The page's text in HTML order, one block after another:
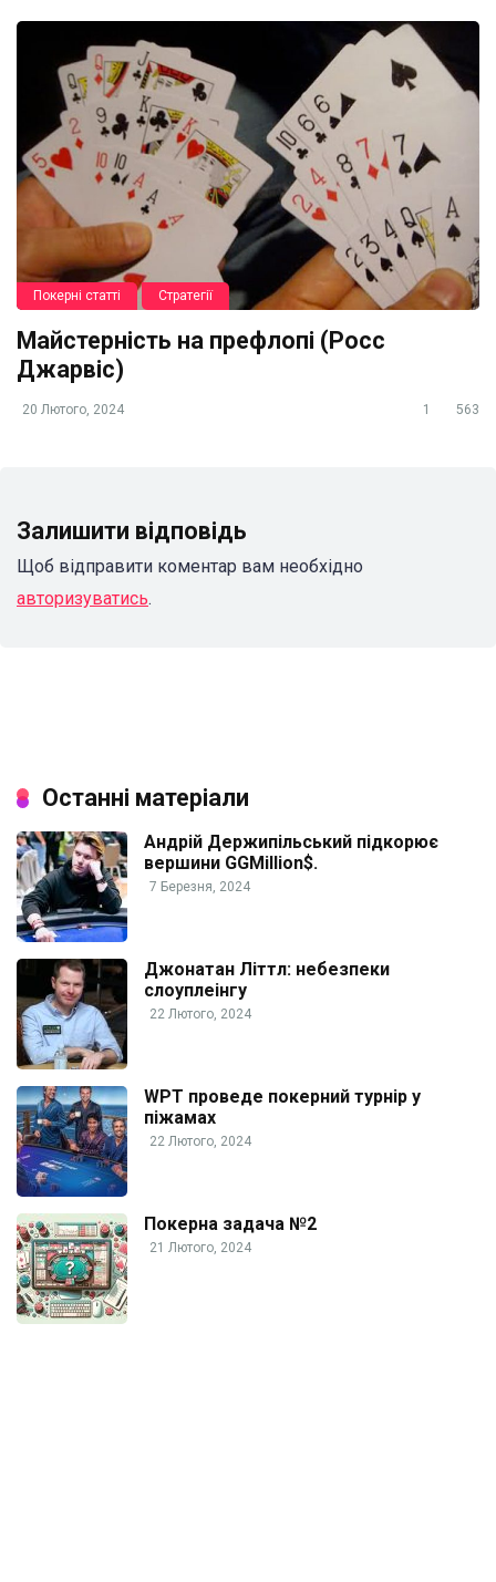
Покерні статті Стратегії
Майстерність на префлопі (Росс
Джарвіс)
20 Лютого, 2024 1 563
Залишити відповідь
Щоб відправити коментар вам необхідно
авторизуватись.
Останні матеріали
Андрій Держипільський підкорює
вершини GGMillion$.
7 Березня, 2024
Джонатан Літтл: небезпеки
слоуплеінгу
22 Лютого, 2024
WPT проведе покерний турнір у
піжамах
22 Лютого, 2024
Покерна задача №2
21 Лютого, 2024